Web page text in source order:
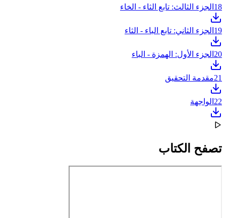
18 الجزء الثالث: تابع الثاء - الخاء
19 الجزء الثاني: تابع الباء - الثاء
20 الجزء الأول: الهمزة - الباء
21مقدمة التحقيق
22 الواجهة
تصفح الكتاب